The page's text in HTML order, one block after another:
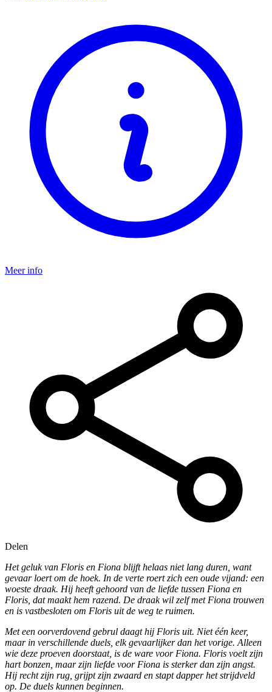
Meer info
Delen
Het geluk van Floris en Fiona blijft helaas niet lang duren, want
gevaar loert om de hoek. In de verte roert zich een oude vijand: een
woeste draak. Hij heeft gehoord van de liefde tussen Fiona en
Floris, dat maakt hem razend. De draak wil zelf met Fiona trouwen
en is vastbesloten om Floris uit de weg te ruimen.
Met een oorverdovend gebrul daagt hij Floris uit. Niet één keer,
maar in verschillende duels, elk gevaarlijker dan het vorige. Alleen
wie deze proeven doorstaat, is de ware voor Fiona. Floris voelt zijn
hart bonzen, maar zijn liefde voor Fiona is sterker dan zijn angst.
Hij recht zijn rug, grijpt zijn zwaard en stapt dapper het strijdveld
op. De duels kunnen beginnen.